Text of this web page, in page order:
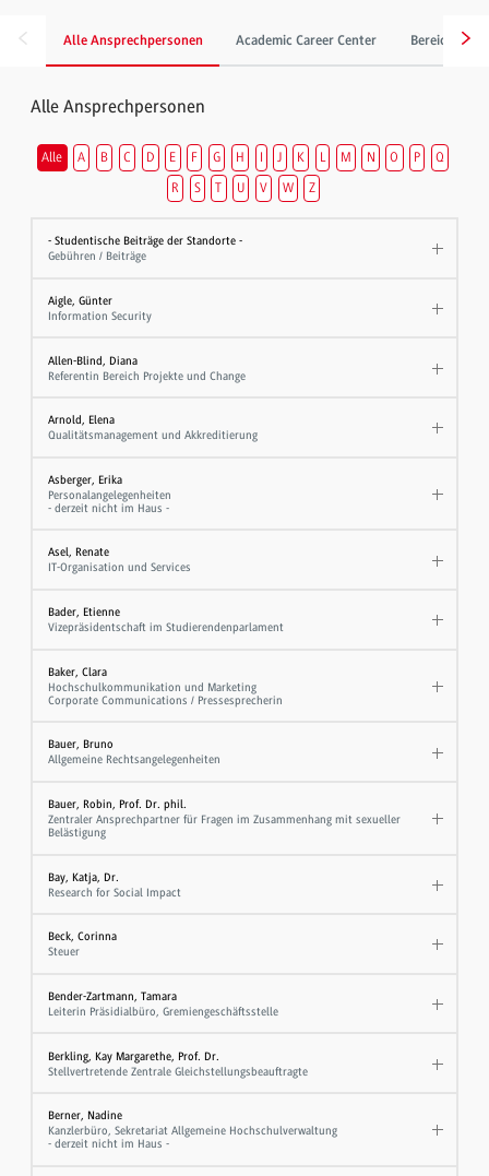
Alle Ansprechpersonen Academic Career Center Bereich
Alle Ansprechpersonen
Alle A B C D E F G H I J K L M N O P
Q
R
S T U V W Z
- Studentische Beiträge der Standorte -
Gebühren / Beiträge
Aigle, Günter
Information Security
Allen-Blind, Diana
Referentin Bereich Projekte und Change
Arnold, Elena
Qualitätsmanagement und Akkreditierung
Asberger, Erika
Personalangelegenheiten
- derzeit nicht im Haus -
Asel, Renate
IT-Organisation und Services
Bader, Etienne
Vizepräsidentschaft im Studierendenparlament
Baker, Clara
Hochschulkommunikation und Marketing
Corporate Communications / Pressesprecherin
Bauer, Bruno
Allgemeine Rechtsangelegenheiten
Bauer, Robin, Prof. Dr. phil.
Zentraler Ansprechpartner für Fragen im Zusammenhang mit sexueller
Belästigung
Bay, Katja, Dr.
Research for Social Impact
Beck, Corinna
Steuer
Bender-Zartmann, Tamara
Leiterin Präsidialbüro, Gremiengeschäftsstelle
Berkling, Kay Margarethe, Prof. Dr.
Stellvertretende Zentrale Gleichstellungsbeauftragte
Berner, Nadine
Kanzlerbüro, Sekretariat Allgemeine Hochschulverwaltung
- derzeit nicht im Haus -